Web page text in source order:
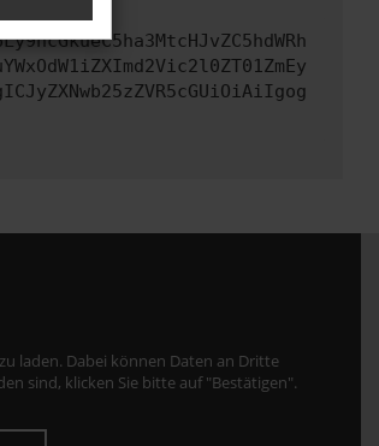
zu laden. Dabei können Daten an Dritte
sind, klicken Sie bitte auf "Bestätigen".